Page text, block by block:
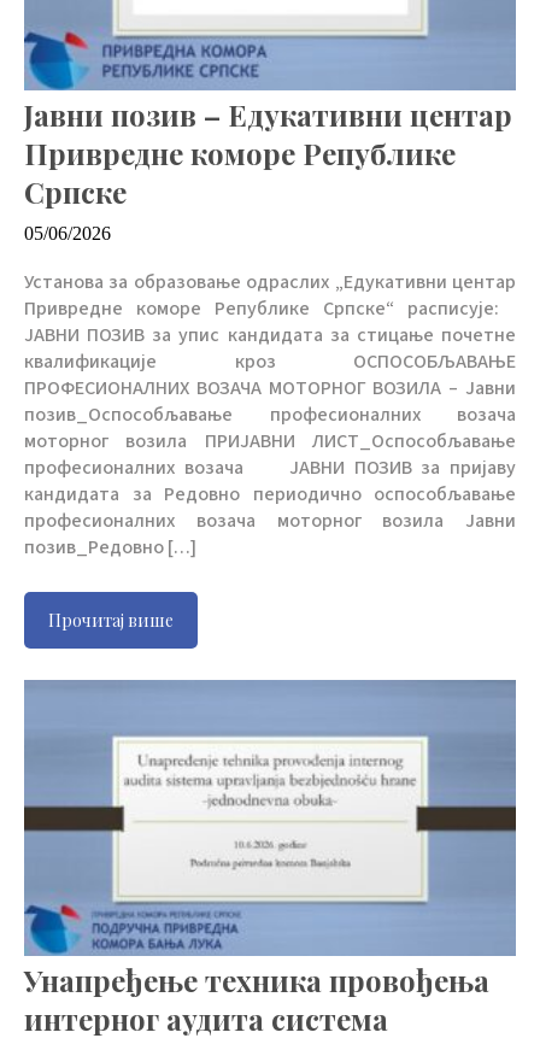
Јавни позив – Едукативни центар
Привредне коморе Републике
Српске
05/06/2026
Установа за образовање одраслих „Едукативни центар
Привредне коморе Републике Српске“ расписује:
ЈАВНИ ПОЗИВ за упис кандидата за стицање почетне
квалификације кроз ОСПОСОБЉАВАЊЕ
ПРОФЕСИОНАЛНИХ ВОЗАЧА МОТОРНОГ ВОЗИЛА – Јавни
позив_Оспособљавање професионалних возача
моторног возила ПРИЈАВНИ ЛИСТ_Оспособљавање
професионалних возача ЈАВНИ ПОЗИВ за пријаву
кандидата за Редовно периодично оспособљавање
професионалних возача моторног возила Јавни
позив_Редовно […]
Прочитај више
Унапређење техника провођења
интерног аудита система